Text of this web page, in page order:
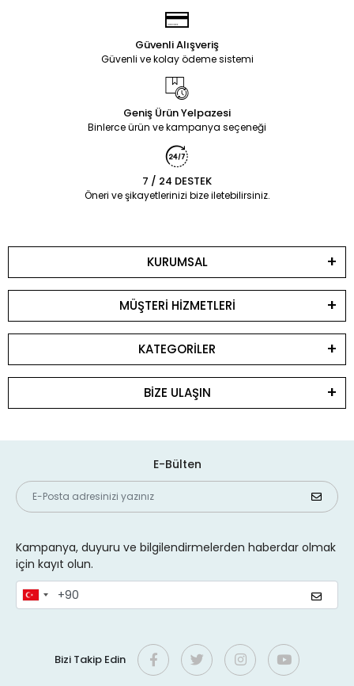
Güvenli Alışveriş
Güvenli ve kolay ödeme sistemi
Geniş Ürün Yelpazesi
Binlerce ürün ve kampanya seçeneği
7 / 24 DESTEK
Öneri ve şikayetlerinizi bize iletebilirsiniz.
KURUMSAL
MÜŞTERİ HİZMETLERİ
KATEGORİLER
BİZE ULAŞIN
E-Bülten
Kampanya, duyuru ve bilgilendirmelerden haberdar olmak
için kayıt olun.
Bizi Takip Edin